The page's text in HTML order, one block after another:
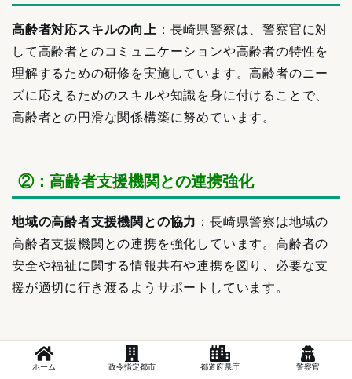
高齢者対応スキルの向上 ：長崎県警察は、警察官に対
して高齢者とのコミュニケーションや高齢者の特性を
理解するための研修を実施しています。高齢者のニー
ズに応えるためのスキルや知識を身に付けることで、
高齢者との円滑な関係構築に努めています。
②：高齢者支援機関との連携強化
地域の高齢者支援機関との協力 ：長崎県警察は地域の
高齢者支援機関との連携を強化しています。高齢者の
安全や福祉に関する情報共有や連携を図り、必要な支
援が適切に行き渡るようサポートしています。
③：高齢者向け防犯啓発活動の実施
ホーム 政令指定都市 都道府県庁 警察官